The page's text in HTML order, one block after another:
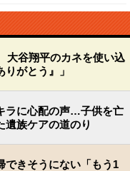
谷翔平のカネを使い込
がとう』」
ラに心配の声…子供を亡
遺族ケアの道のり
できそうにない「もう1